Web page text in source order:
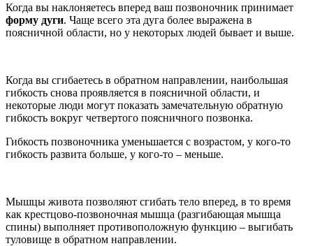
Когда вы наклоняетесь вперед ваш позвоночник принимает
форму дуги. Чаще всего эта дуга более выражена в
поясничной области, но у некоторых людей бывает и выше.
Когда вы сгибаетесь в обратном направлении, наибольшая
гибкость снова проявляется в поясничной области, и
некоторые люди могут показать замечательную обратную
гибкость вокруг четвертого поясничного позвонка.
Гибкость позвоночника уменьшается с возрастом, у кого-то
гибкость развита больше, у кого-то – меньше.
Мышцы живота позволяют сгибать тело вперед, в то время
как крестцово-позвоночная мышца (разгибающая мышца
спины) выполняет противоположную функцию – выгибать
туловище в обратном направлении.